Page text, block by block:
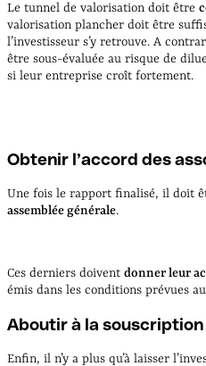
Le tunnel de valorisation doit être
valorisation plancher doit être
l’investisseur s’y retrouve. A
être sous-évaluée au risque de
si leur entreprise croît fortement.
Obtenir l’accord des
Une fois le rapport finalisé, il doit
assemblée générale.
Ces derniers doivent donner leur
émis dans les conditions prévues
Aboutir à la souscription
Enfin, il n’y a plus qu’à laisser